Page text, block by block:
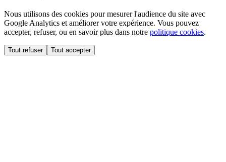
Nous utilisons des cookies pour mesurer l'audience du site avec
Google Analytics et améliorer votre expérience. Vous pouvez
accepter, refuser, ou en savoir plus dans notre politique cookies.
Tout refuser Tout accepter